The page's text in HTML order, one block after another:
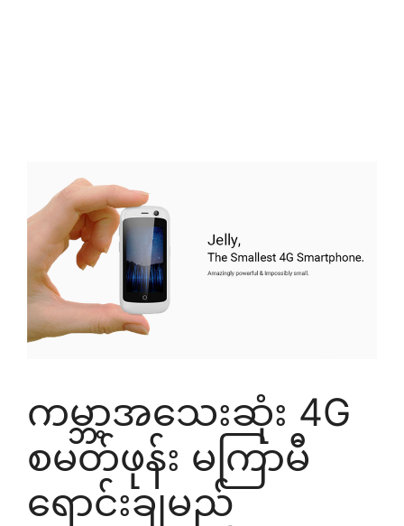
ကမ္ဘာ့အသေးဆုံး 4G
စမတ်ဖုန်း မကြာမီ
ရောင်းချမည်